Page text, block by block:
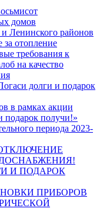
домов
и Ленинского районов
за отопление
требования к
на качество
долги и подарок
в рамках акции
подарок получи!»
периода 2023-
И ПОДАРОК
ПРИБОРОВ